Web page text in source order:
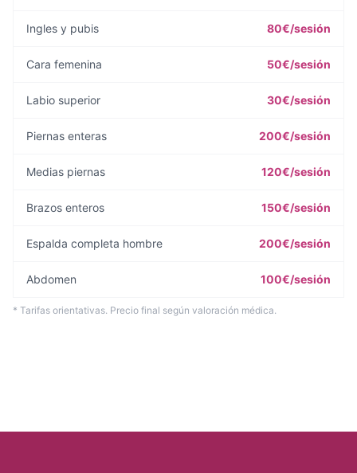
Ingles y pubis 80€/sesión
Cara femenina 50€/sesión
Labio superior 30€/sesión
Piernas enteras 200€/sesión
Medias piernas 120€/sesión
Brazos enteros 150€/sesión
Espalda completa hombre 200€/sesión
Abdomen 100€/sesión
* Tarifas orientativas. Precio final según valoración médica.